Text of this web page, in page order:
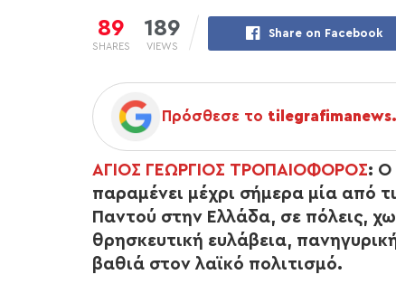
89
SHARES
189
VIEWS
Share on Facebook
Πρόσθεσε το
ΑΓΙΟΣ ΓΕΩΡΓΙΟΣ ΤΡΟΠΑΙΟΦΟΡΟΣ: Ο
παραμένει μέχρι σήμερα μία από
Παντού στην Ελλάδα, σε πόλεις,
θρησκευτική ευλάβεια,
βαθιά στον λαϊκό πολιτισμό.